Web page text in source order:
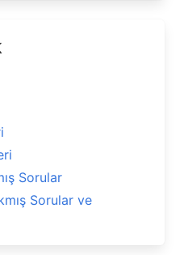
Sorular
Sorular ve